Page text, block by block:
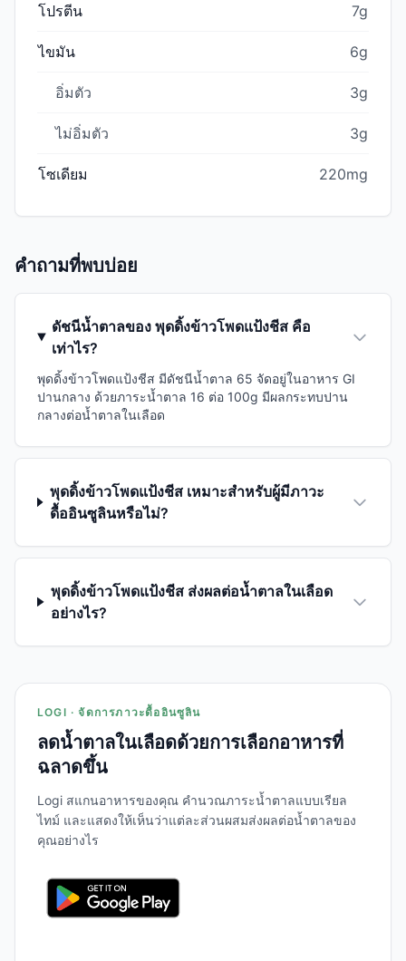
โปรตีน 7g
ไขมัน 6g
อิ่มตัว 3g
ไม่อิ่มตัว 3g
โซเดียม 220mg
คำถามที่พบบ่อย
ดัชนีน้ำตาลของ พุดดิ้งข้าวโพดแป้งชีส คือ
เท่าไร?
พุดดิ้งข้าวโพดแป้งชีส มีดัชนีน้ำตาล 65 จัดอยู่ในอาหาร GI
ปานกลาง ด้วยภาระน้ำตาล 16 ต่อ 100g มีผลกระทบปาน
กลางต่อน้ำตาลในเลือด
พุดดิ้งข้าวโพดแป้งชีส เหมาะสำหรับผู้มีภาวะ
ดื้ออินซูลินหรือไม่?
พุดดิ้งข้าวโพดแป้งชีส ส่งผลต่อน้ำตาลในเลือด
อย่างไร?
LOGI · จัดการภาวะดื้ออินซูลิน
ลดน้ำตาลในเลือดด้วยการเลือกอาหารที่
ฉลาดขึ้น
Logi สแกนอาหารของคุณ คำนวณภาระน้ำตาลแบบเรียล
ไทม์ และแสดงให้เห็นว่าแต่ละส่วนผสมส่งผลต่อน้ำตาลของ
คุณอย่างไร